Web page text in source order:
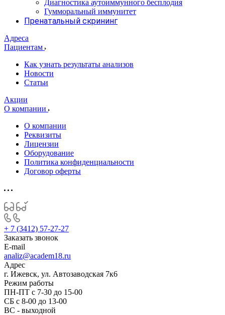
Диагностика аутоиммунного бесплодия
Гумморальный иммунитет
Пренатальный скрининг
Адреса
Пациентам
Как узнать результаты анализов
Новости
Статьи
Акции
О компании
О компании
Реквизиты
Лицензии
Оборудование
Политика конфиденциальности
Договор оферты
+ 7 (3412) 57-27-27
Заказать звонок
E-mail
analiz@academ18.ru
Адрес
г. Ижевск, ул. Автозаводская 7к6
Режим работы
ПН-ПТ с 7-30 до 15-00
СБ с 8-00 до 13-00
ВС - выходной